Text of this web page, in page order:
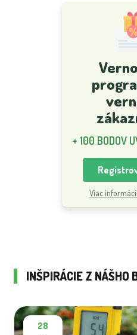
+ 100 BODOV
Viac
INŠPIRÁCIE Z NÁŠHO
28